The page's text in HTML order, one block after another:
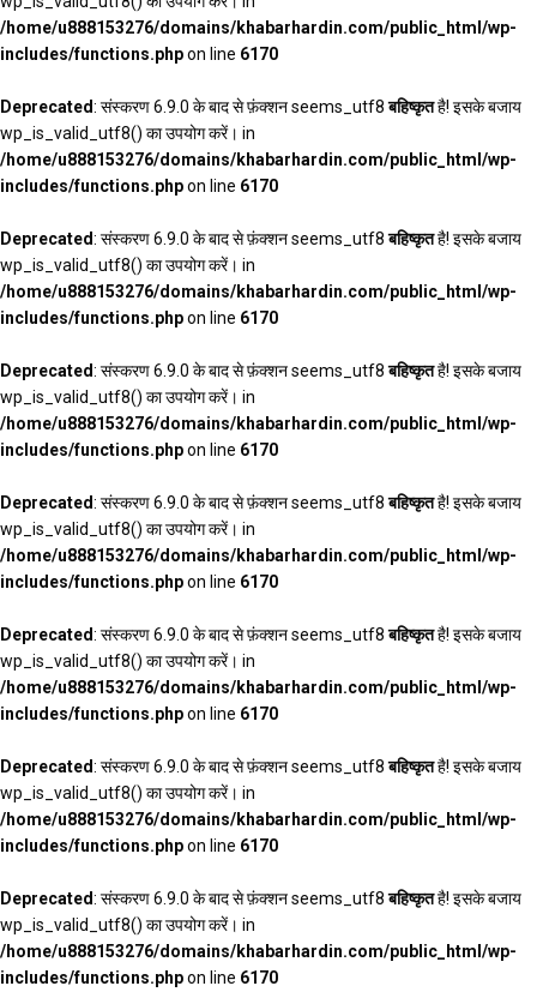
/home/u888153276/domains/khabarhardin.com/public_html/wp-
includes/functions.phpon line 6170
Deprecated: संस्करण 6.9.0 के बाद से फ़ंक्शन seems_utf8बहिष्कृतहै! इसके बजाय
wp_is_valid_utf8() का उपयोग करें। in
/home/u888153276/domains/khabarhardin.com/public_html/wp-
includes/functions.phpon line 6170
Deprecated: संस्करण 6.9.0 के बाद से फ़ंक्शन seems_utf8बहिष्कृतहै! इसके बजाय
wp_is_valid_utf8() का उपयोग करें। in
/home/u888153276/domains/khabarhardin.com/public_html/wp-
includes/functions.phpon line 6170
Deprecated: संस्करण 6.9.0 के बाद से फ़ंक्शन seems_utf8बहिष्कृतहै! इसके बजाय
wp_is_valid_utf8() का उपयोग करें। in
/home/u888153276/domains/khabarhardin.com/public_html/wp-
includes/functions.phpon line 6170
Deprecated: संस्करण 6.9.0 के बाद से फ़ंक्शन seems_utf8बहिष्कृतहै! इसके बजाय
wp_is_valid_utf8() का उपयोग करें। in
/home/u888153276/domains/khabarhardin.com/public_html/wp-
includes/functions.phpon line 6170
Deprecated: संस्करण 6.9.0 के बाद से फ़ंक्शन seems_utf8बहिष्कृतहै! इसके बजाय
wp_is_valid_utf8() का उपयोग करें। in
/home/u888153276/domains/khabarhardin.com/public_html/wp-
includes/functions.phpon line 6170
Deprecated: संस्करण 6.9.0 के बाद से फ़ंक्शन seems_utf8बहिष्कृतहै! इसके बजाय
wp_is_valid_utf8() का उपयोग करें। in
/home/u888153276/domains/khabarhardin.com/public_html/wp-
includes/functions.phpon line 6170
Deprecated: संस्करण 6.9.0 के बाद से फ़ंक्शन seems_utf8बहिष्कृतहै! इसके बजाय
wp_is_valid_utf8() का उपयोग करें। in
/home/u888153276/domains/khabarhardin.com/public_html/wp-
includes/functions.phpon line 6170